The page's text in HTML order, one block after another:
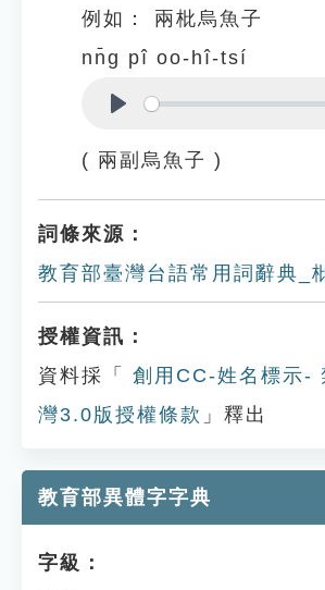
例如：
兩枇烏魚子
nn̄g pî oo-hî-tsí
( 兩副烏魚子 )
詞條來源：
教育部臺灣台語常用詞辭典_
授權資訊：
資料採「
創用CC-姓名標示-
灣3.0版授權條款 」釋出
教育部異體字字典
字級：